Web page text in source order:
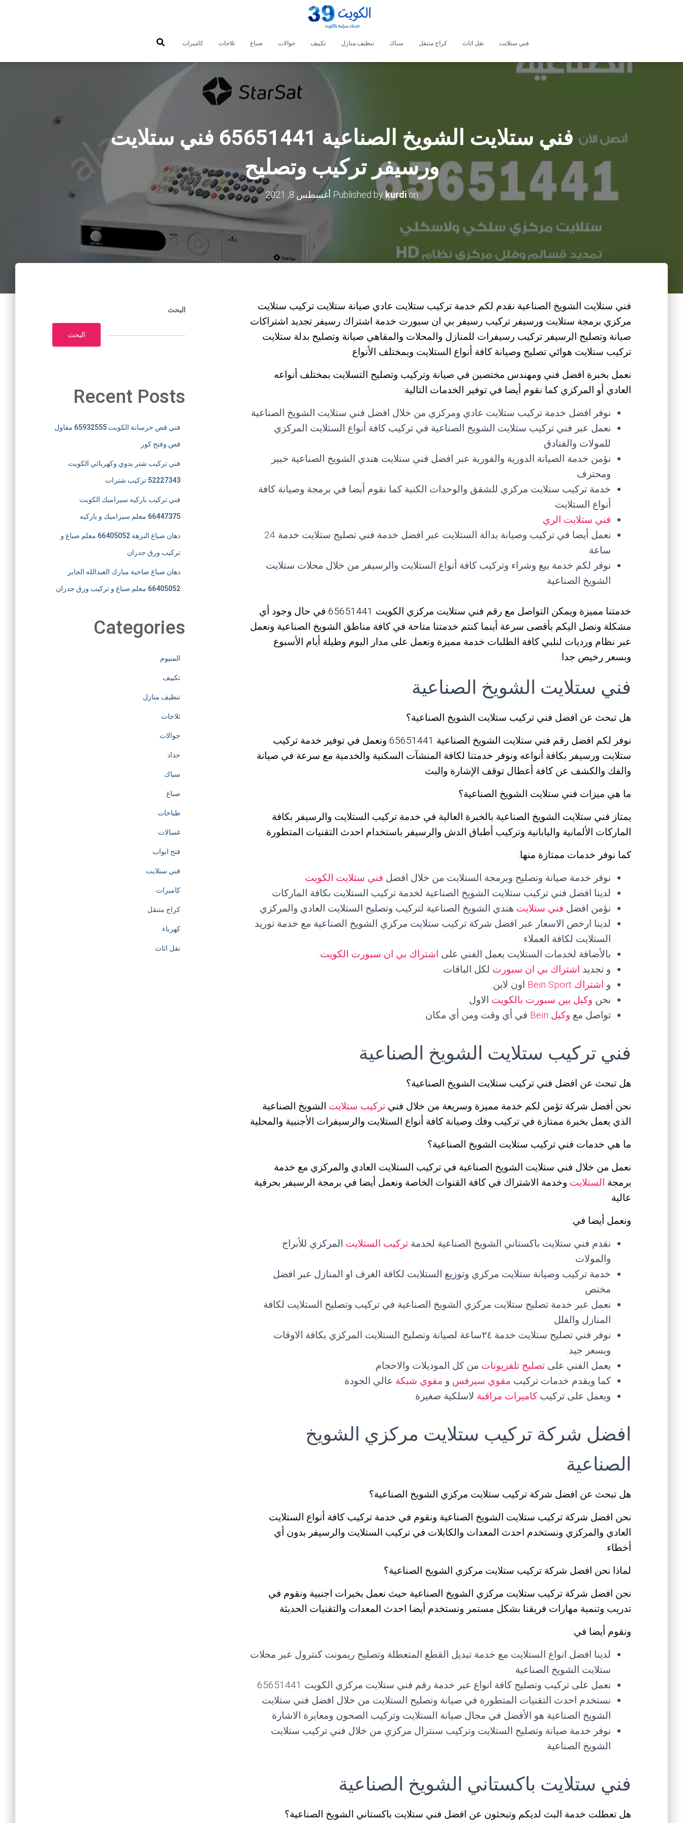
فني ستلايت نقل اثاث كراج متنقل سباك تنظيف منازل تكييف جوالات صباغ ثلاجات كاميرات
فني ستلايت الشويخ الصناعية 65651441 فني ستلايت
ورسيفر تركيب وتصليح
Published by kurdion أغسطس 8, 2021
فني ستلايت الشويخ الصناعية نقدم لكم خدمة تركيب ستلايت عادي صيانة ستلايت تركيب ستلايت
مركزي برمجة ستلايت ورسيفر تركيب رسيفر بي ان سبورت خدمة اشتراك رسيفر تجديد اشتراكات
صيانة وتصليح الرسيفر تركيب رسيفرات للمنازل والمحلات والمقاهي صيانة وتصليح بدلة ستلايت
تركيب ستلايت هوائي تصليح وصيانة كافة أنواع الستلايت وبمختلف الأنواع
نعمل بخبرة افضل فني ومهندس مختصين في صيانة وتركيب وتصليح التسلايت بمختلف أنواعه
العادي أو المركزي كما نقوم أيضا في توفير الخدمات التالية:
نوفر افضل خدمة تركيب ستلايت عادي ومركزي من خلال افضل فني ستلايت الشويخ الصناعية
نعمل عبر فني تركيب ستلايت الشويخ الصناعية في تركيب كافة أنواع الستلايت المركزي
للمولات والفنادق.
نؤمن خدمة الصيانة الدورية والفورية عبر افضل فني ستلايت هندي الشويخ الصناعية خبير
ومحترف
خدمة تركيب ستلايت مركزي للشقق والوحدات الكنية كما نقوم أيضا في برمجة وصيانة كافة
أنواع الستلايت
فني ستلايت الري
نعمل أيضا في تركيب وصيانة بدالة الستلايت عبر افضل خدمة فني تصليح ستلايت خدمة 24
ساعة
نوفر لكم خدمة بيع وشراء وتركيب كافة أنواع الستلايت والرسيفر من خلال محلات ستلايت
الشويخ الصناعية
خدمتنا مميزة ويمكن التواصل مع رقم فني ستلايت مركزي الكويت 65651441 في حال وجود أي
مشكلة ونصل اليكم بأقصى سرعة أينما كنتم خدمتنا متاحة في كافة مناطق الشويخ الصناعية ونعمل
عبر نظام ورديات لنلبي كافة الطلبات خدمة مميزة ونعمل على مدار اليوم وطيلة أيام الأسبوع
وبسعر رخيص جدا.
فني ستلايت الشويخ الصناعية
هل تبحث عن افضل فني تركيب ستلايت الشويخ الصناعية؟
نوفر لكم افضل رقم فني ستلايت الشويخ الصناعية 65651441 ونعمل في توفير خدمة تركيب
ستلايت ورسيفر بكافة أنواعه ونوفر خدمتنا لكافة المنشآت السكنية والخدمية مع سرعة في صيانة
والفك والكشف عن كافة أعطال توقف الإشارة والبث
ما هي ميزات فني ستلايت الشويخ الصناعية؟
يمتاز فني ستلايت الشويخ الصناعية بالخبرة العالية في خدمة تركيب الستلايت والرسيفر بكافة
الماركات الألمانية واليابانية وتركيب أطباق الدش والرسيفر باستخدام احدث التقنيات المتطورة
كما نوفر خدمات ممتازة منها:
نوفر خدمة صيانة وتصليح وبرمجة الستلايت من خلال افضل فني ستلايت الكويت
لدينا افضل فني تركيب ستلايت الشويخ الصناعية لخدمة تركيب الستلايت بكافة الماركات
نؤمن افضل فني ستلايت هندي الشويخ الصناعية لتركيب وتصليح الستلايت العادي والمركزي
لدينا ارخص الاسعار عبر افضل شركة تركيب ستلايت مركزي الشويخ الصناعية مع خدمة توريد
الستلايت لكافة العملاء.
بالأضافة لخدمات الستلايت يعمل الفني على اشتراك بي ان سبورت الكويت.
و تجديد اشتراك بي ان سبورت لكل الباقات.
و اشتراك Bein Sport
اون لاين.
نحن وكيل بين سبورت بالكويت الاول.
تواصل مع وكيل Bein في أي وقت ومن أي مكان.
فني تركيب ستلايت الشويخ الصناعية
هل تبحث عن افضل فني تركيب ستلايت الشويخ الصناعية؟
نحن أفضل شركة تؤمن لكم خدمة مميزة وسريعة من خلال فني تركيب ستلايت الشويخ الصناعية
الذي يعمل بخبرة ممتازة في تركيب وفك وصيانة كافة أنواع الستلايت والرسيفرات الأجنبية والمحلية
ما هي خدمات فني تركيب ستلايت الشويخ الصناعية؟
نعمل من خلال فني ستلايت الشويخ الصناعية في تركيب الستلايت العادي والمركزي مع خدمة
برمجة الستلايت وخدمة الاشتراك في كافة القنوات الخاصة ونعمل أيضا في برمجة الرسيفر بحرفية
عالية
ونعمل أيضا في:
نقدم فني ستلايت باكستاني الشويخ الصناعية لخدمة تركيب الستلايت المركزي للأبراج
والمولات
خدمة تركيب وصيانة ستلايت مركزي وتوزيع الستلايت لكافة الغرف او المنازل عبر افضل
مختص
نعمل عبر خدمة تصليح ستلايت مركزي الشويخ الصناعية في تركيب وتصليح الستلايت لكافة
المنازل والفلل
نوفر فني تصليح ستلايت خدمة ٢٤ساعة لصيانة وتصليح الستلايت المركزي بكافة الاوقات
وبسعر جيد.
يعمل الفني على تصليح تلفزيونات من كل الموديلات والاحجام.
كما ويقدم خدمات تركيب مقوي سيرفس و مقوي شبكة عالي الجودة.
ويعمل على تركيب كاميرات مراقبة لاسلكية صغيرة.
افضل شركة تركيب ستلايت مركزي الشويخ
الصناعية
هل تبحث عن افضل شركة تركيب ستلايت مركزي الشويخ الصناعية؟
نحن افضل شركة تركيب ستلايت الشويخ الصناعية ونقوم في خدمة تركيب كافة أنواع الستلايت
العادي والمركزي ونستخدم احدث المعدات والكابلات في تركيب الستلايت والرسيفر بدون أي
أخطاء.
لماذا نحن افضل شركة تركيب ستلايت مركزي الشويخ الصناعية؟
نحن افضل شركة تركيب ستلايت مركزي الشويخ الصناعية حيث نعمل بخبرات اجنبية ونقوم في
تدريب وتنمية مهارات فريقنا بشكل مستمر ونستخدم أيضا احدث المعدات والتقنيات الحديثة
ونقوم أيضا في:
لدينا افضل انواع الستلايت مع خدمة تبديل القطع المتعطلة وتصليح ريمونت كنترول عبر محلات
ستلايت الشويخ الصناعية
نعمل على تركيب وتصليح كافة انواع عبر خدمة رقم فني ستلايت مركزي الكويت 65651441
نستخدم احدث التقنيات المتطورة في صيانة وتصليح الستلايت من خلال افضل فني ستلايت
الشويخ الصناعية هو الأفضل في مجال صيانة الستلايت وتركيب الصحون ومعايرة الاشارة
نوفر خدمة صيانة وتصليح الستلايت وتركيب سنترال مركزي من خلال فني تركيب ستلايت
الشويخ الصناعية
فني ستلايت باكستاني الشويخ الصناعية
هل تعطلت خدمة البث لديكم وتبحثون عن افضل فني ستلايت باكستاني الشويخ الصناعية؟
البحث
البحث
Recent Posts
فني قص خرسانة الكويت 65932555 مقاول
قص وفتح كور
فني تركيب شتر يدوي وكهربائي الكويت
52227343 تركيب شترات
فني تركيب باركيه سيراميك الكويت
66447375 معلم سيراميك و باركيه
دهان صباغ النزهة 66405052 معلم صباغ و
تركيب ورق جدران
دهان صباغ ضاحية مبارك العبدالله الجابر
66405052 معلم صباغ و تركيب ورق جدران
Categories
المنيوم
تكييف
تنظيف منازل
ثلاجات
جوالات
حداد
سباك
صباغ
طباخات
غسالات
فتح ابواب
فني ستلايت
كاميرات
كراج متنقل
كهرباء
نقل اثاث